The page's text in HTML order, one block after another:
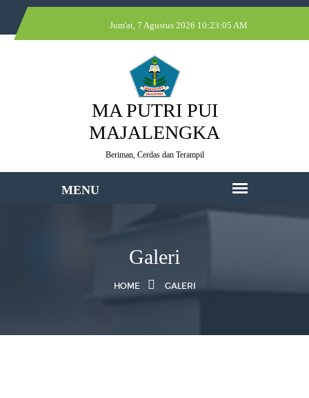
Jum'at, 7 Agustus 2026 10:23:05 AM
MA PUTRI PUI
MAJALENGKA
Beriman, Cerdas dan Terampil
Galeri
HOME GALERI